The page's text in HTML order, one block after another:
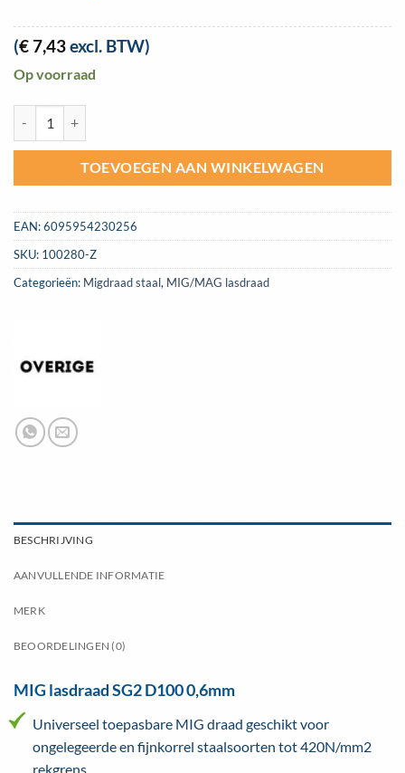
(€7,43excl. BTW)
Op voorraad
TOEVOEGEN AAN WINKELWAGEN
EAN:6095954230256
SKU: 100280-Z
Categorieën: Migdraad staal, MIG/MAG lasdraad
BESCHRIJVING
AANVULLENDE INFORMATIE
MERK
BEOORDELINGEN (0)
MIG lasdraad SG2 D100 0,6mm
Universeel toepasbare MIG draad geschikt voor
ongelegeerde en fijnkorrel staalsoorten tot 420N/mm2
rekgrens.